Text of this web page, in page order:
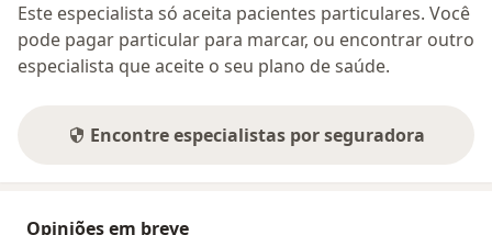
Este especialista só aceita pacientes particulares. Você
pode pagar particular para marcar, ou encontrar outro
especialista que aceite o seu plano de saúde.
Encontre especialistas por seguradora
Opiniões em breve